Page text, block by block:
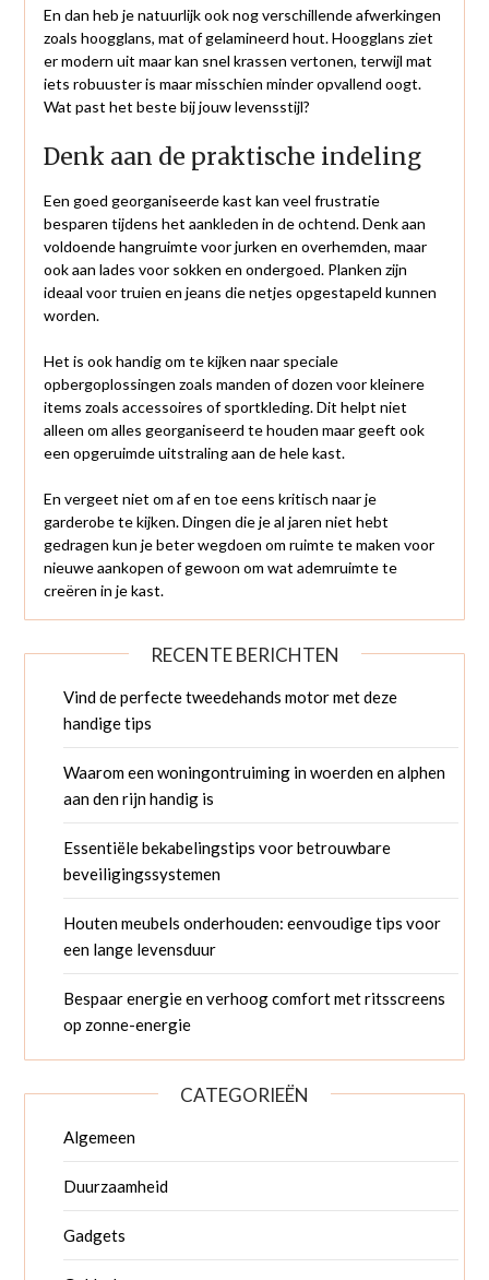
En dan heb je natuurlijk ook nog verschillende afwerkingen
zoals hoogglans, mat of gelamineerd hout. Hoogglans ziet
er modern uit maar kan snel krassen vertonen, terwijl mat
iets robuuster is maar misschien minder opvallend oogt.
Wat past het beste bij jouw levensstijl?
Denk aan de praktische indeling
Een goed georganiseerde kast kan veel frustratie
besparen tijdens het aankleden in de ochtend. Denk aan
voldoende hangruimte voor jurken en overhemden, maar
ook aan lades voor sokken en ondergoed. Planken zijn
ideaal voor truien en jeans die netjes opgestapeld kunnen
worden.
Het is ook handig om te kijken naar speciale
opbergoplossingen zoals manden of dozen voor kleinere
items zoals accessoires of sportkleding. Dit helpt niet
alleen om alles georganiseerd te houden maar geeft ook
een opgeruimde uitstraling aan de hele kast.
En vergeet niet om af en toe eens kritisch naar je
garderobe te kijken. Dingen die je al jaren niet hebt
gedragen kun je beter wegdoen om ruimte te maken voor
nieuwe aankopen of gewoon om wat ademruimte te
creëren in je kast.
RECENTE BERICHTEN
Vind de perfecte tweedehands motor met deze
handige tips
Waarom een woningontruiming in woerden en alphen
aan den rijn handig is
Essentiële bekabelingstips voor betrouwbare
beveiligingssystemen
Houten meubels onderhouden: eenvoudige tips voor
een lange levensduur
Bespaar energie en verhoog comfort met ritsscreens
op zonne-energie
CATEGORIEËN
Algemeen
Duurzaamheid
Gadgets